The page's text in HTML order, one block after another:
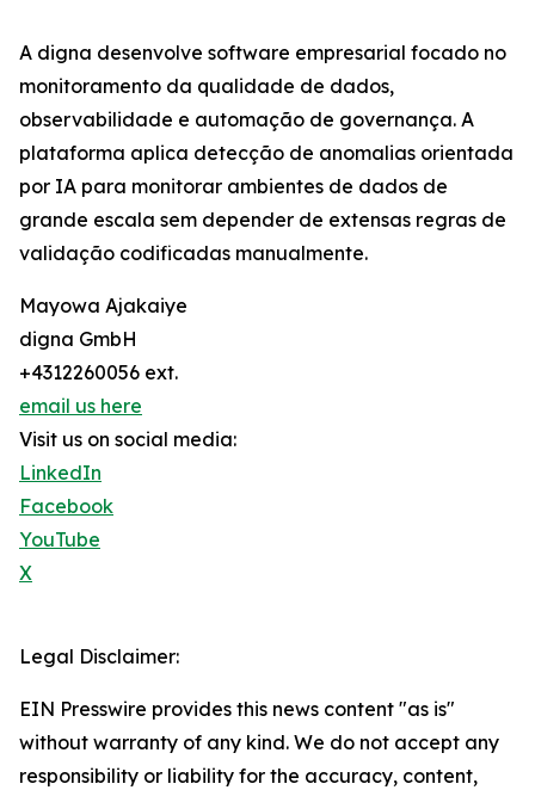
A digna desenvolve software empresarial focado no
monitoramento da qualidade de dados,
observabilidade e automação de governança. A
plataforma aplica detecção de anomalias orientada
por IA para monitorar ambientes de dados de
grande escala sem depender de extensas regras de
validação codificadas manualmente.
Mayowa Ajakaiye
digna GmbH
+4312260056 ext.
email us here
Visit us on social media:
LinkedIn
Facebook
YouTube
X
Legal Disclaimer:
EIN Presswire provides this news content "as is"
without warranty of any kind. We do not accept any
responsibility or liability for the accuracy, content,